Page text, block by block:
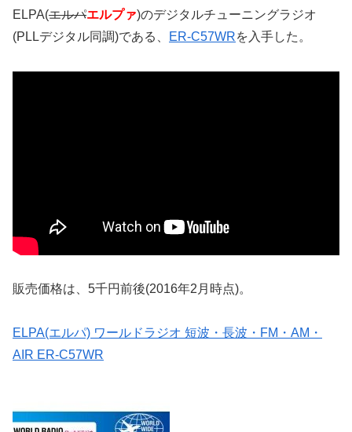
ELPA(エルパエルプァ)のデジタルチューニングラジオ
(PLLデジタル同調)である、
ER-C57WRを入手した。
販売価格は、5千円前後(2016年2月時点)。
ELPA(エルパ) ワールドラジオ 短波・長波・FM・AM・
AIR ER-C57WR